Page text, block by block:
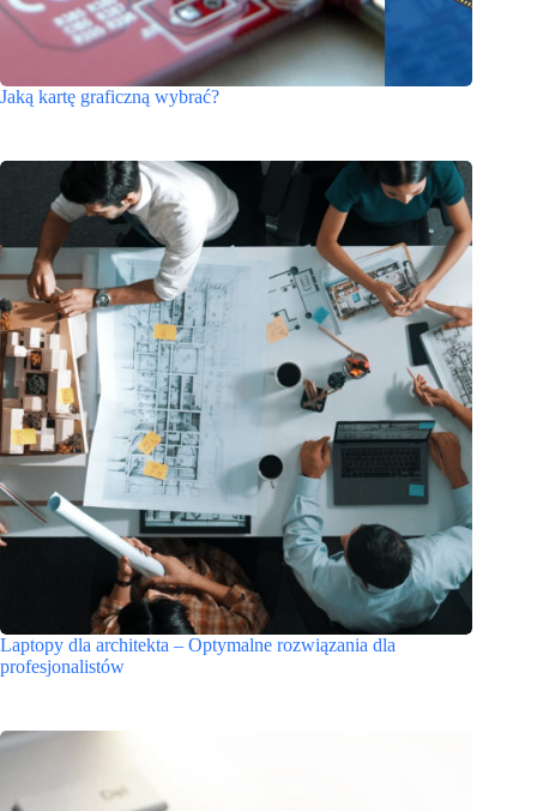
Jaką kartę graficzną wybrać?
Laptopy dla architekta – Optymalne rozwiązania dla
profesjonalistów